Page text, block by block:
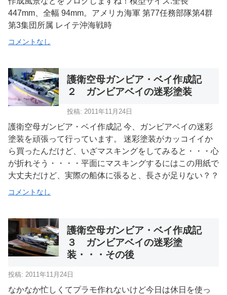
447mm、全幅 94mm。アメリカ海軍 第77任務部隊第4群
第3集団所属 レイテ沖海戦時
コメントなし
護衛空母ガンビア・ベイ作成記
２ ガンビアベイの迷彩塗装
投稿: 2011年11月24日
護衛空母ガンビア・ベイ作成記 今、ガンビアベイの迷彩
塗装を頑張って行っています。 迷彩塗装がカッコイイか
ら買ったんだけど、いざマスキングをしてみると・・・心
が折れそう・・・・平面にマスキングするにはこの用紙で
大丈夫だけど、実際の船体に張ると、長さが足りない？？
コメントなし
護衛空母ガンビア・ベイ作成記
３ ガンビアベイの迷彩塗
装・・・その後
投稿: 2011年11月24日
なかなか忙しくてプラモ作れないけど今日は休日を使っ